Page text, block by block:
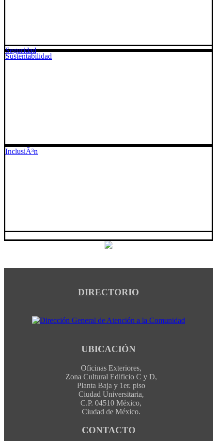
Sustentabilidad
InclusiÃ³n
Seguridad
DIRECTORIO
UBICACIÓN
Oficinas Exteriores,
Zona Cultural Edificio C y D,
Planta Baja y 1er. piso
Ciudad Universitaria,
C.P. 04510 México,
Ciudad de México.
CONTACTO